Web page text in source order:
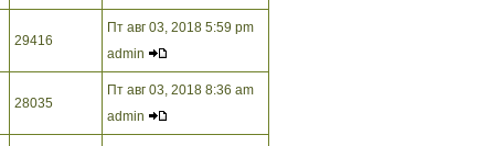
29416
Пт авг 03, 2018 5:59 pm
admin
28035
Пт авг 03, 2018 8:36 am
admin